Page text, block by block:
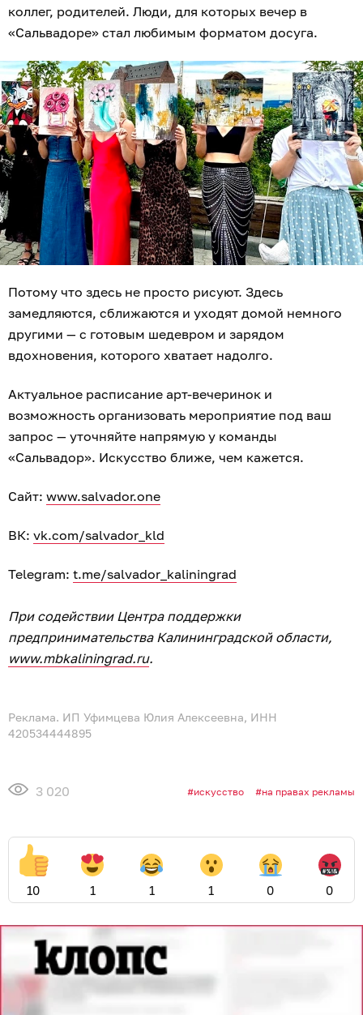
коллег, родителей. Люди, для которых вечер в
«Сальвадоре» стал любимым форматом досуга.
Потому что здесь не просто рисуют. Здесь
замедляются, сближаются и уходят домой немного
другими — с готовым шедевром и зарядом
вдохновения, которого хватает надолго.
Актуальное расписание арт-вечеринок и
возможность организовать мероприятие под ваш
запрос — уточняйте напрямую у команды
«Сальвадор». Искусство ближе, чем кажется.
Сайт: www.salvador.one
ВК: vk.com/salvador_kld
Telegram: t.me/salvador_kaliningrad
При содействии Центра поддержки
предпринимательства Калининградской области,
www.mbkaliningrad.ru.
Реклама. ИП Уфимцева Юлия Алексеевна, ИНН
420534444895
3 020 искусство на правах рекламы
10 1 1 1 0 0